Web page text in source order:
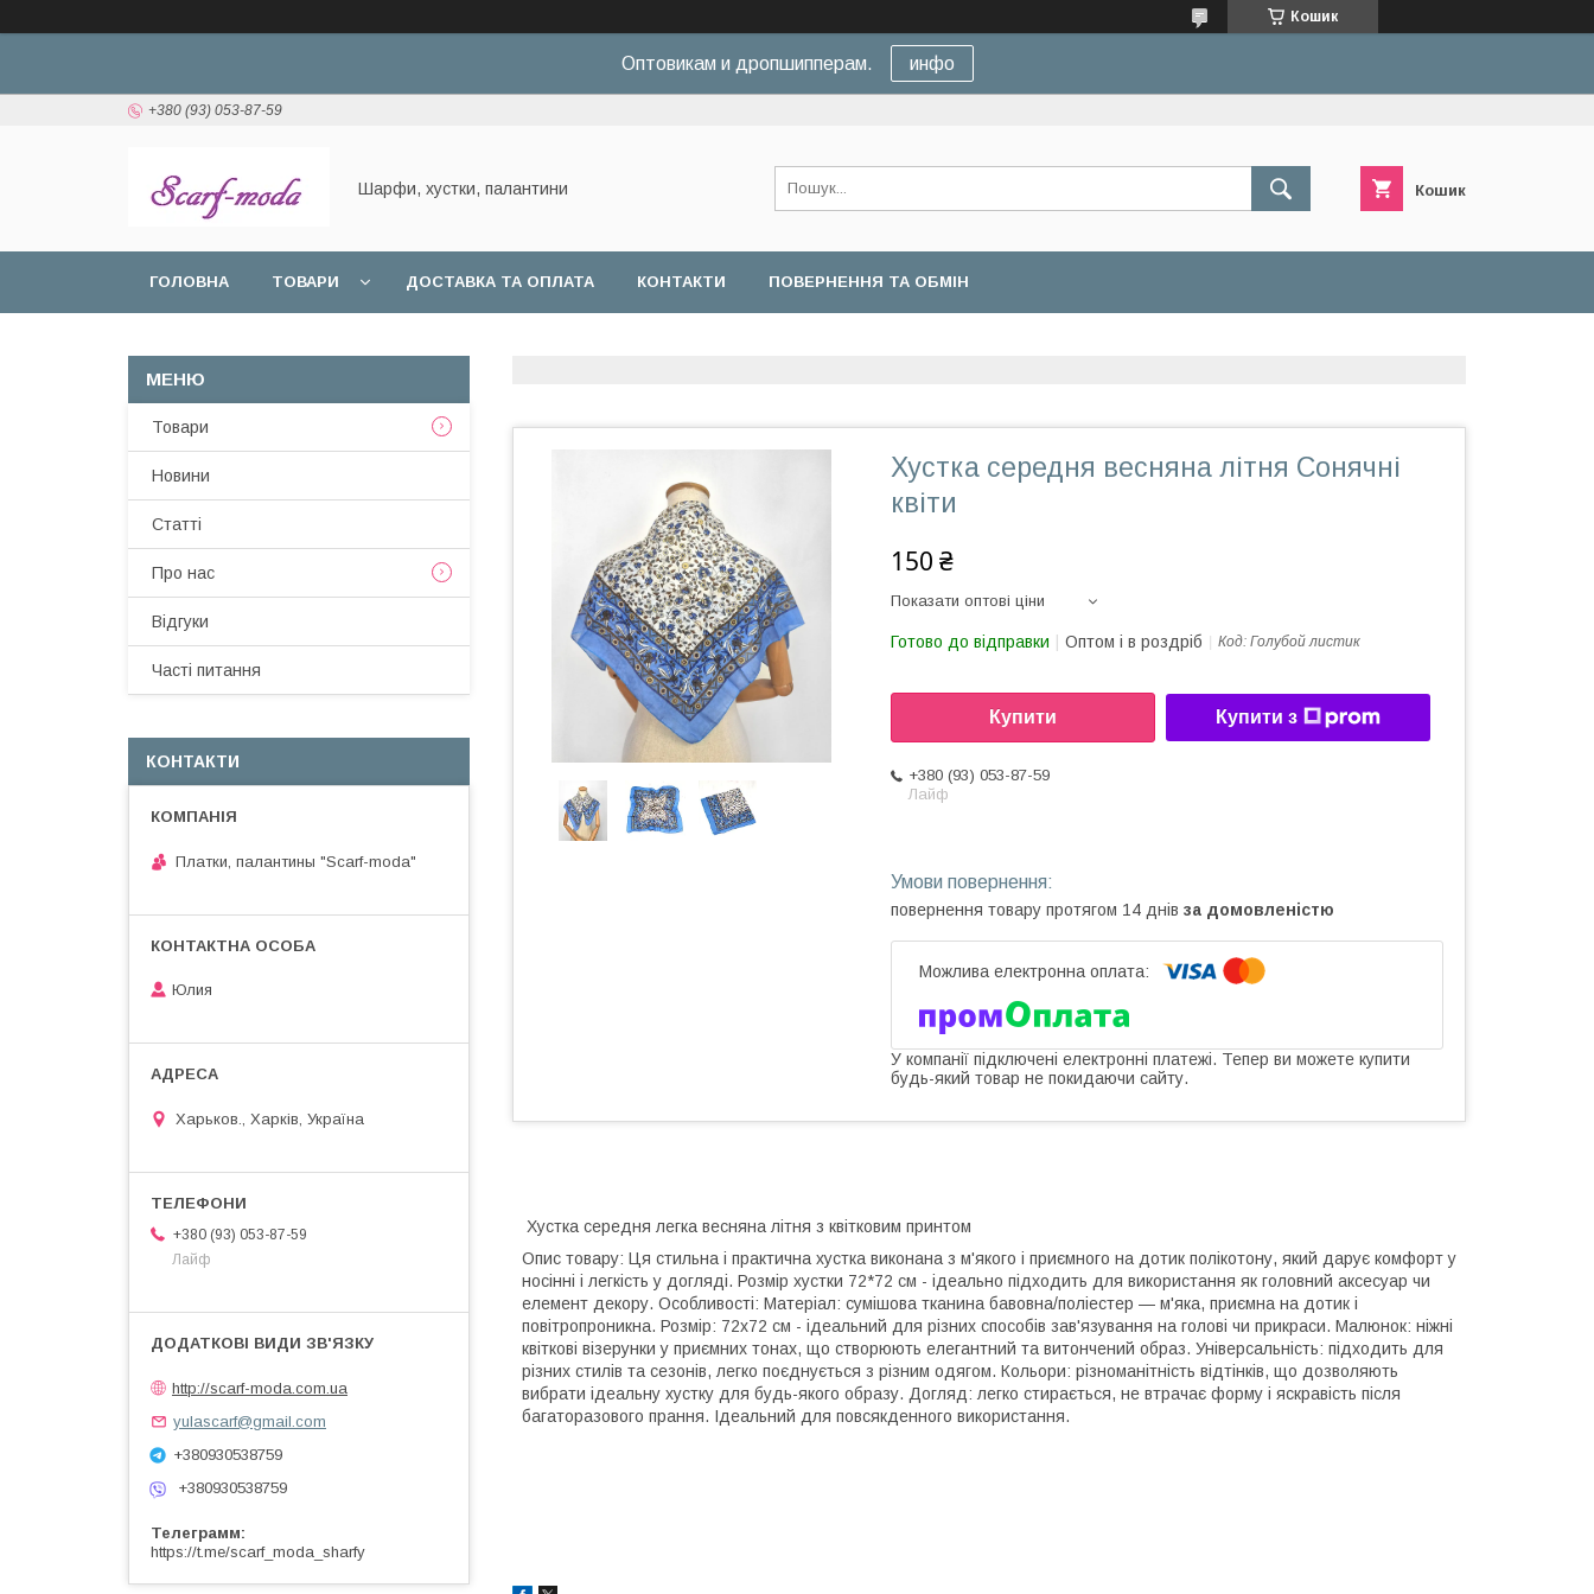
Кошик
Оптовикам и дропшипперам. инфо
+380 (93) 053-87-59
Шарфи, хустки, палантини Кошик
ГОЛОВНА ТОВАРИ ДОСТАВКА ТА ОПЛАТА КОНТАКТИ ПОВЕРНЕННЯ ТА ОБМІН
Хустка середня весняна літня Сонячні
квіти
150 ₴
Показати оптові ціни
Готово до відправки Оптом і в роздріб Код: Голубой листик
Купити Купити з
+380 (93) 053-87-59
Лайф
повернення товару протягом 14 днів за домовленістю
У компанії підключені електронні платежі. Тепер ви можете купити
будь-який товар не покидаючи сайту.
Хустка середня легка весняна літня з квітковим принтом
Опис товару: Ця стильна і практична хустка виконана з м'якого і приємного на дотик полікотону, який дарує комфорт у
носінні і легкість у догляді. Розмір хустки 72*72 см - ідеально підходить для використання як головний аксесуар чи
елемент декору. Особливості: Матеріал: сумішова тканина бавовна/поліестер — м'яка, приємна на дотик і
повітропроникна. Розмір: 72x72 см - ідеальний для різних способів зав'язування на голові чи прикраси. Малюнок: ніжні
квіткові візерунки у приємних тонах, що створюють елегантний та витончений образ. Універсальність: підходить для
різних стилів та сезонів, легко поєднується з різним одягом. Кольори: різноманітність відтінків, що дозволяють
вибрати ідеальну хустку для будь-якого образу. Догляд: легко стирається, не втрачає форму і яскравість після
багаторазового прання. Ідеальний для повсякденного використання.
Товари
Новини
Статтi
Про нас
Вiдгуки
Частi питання
КОНТАКТИ
Платки, палантины "Scarf-moda"
Юлия
Харьков., Харків, Україна
+380 (93) 053-87-59
Лайф
http://scarf-moda.com.ua
yulascarf@gmail.com
+380930538759
+380930538759
Телеграмм
https://t.me/scarf_moda_sharfy